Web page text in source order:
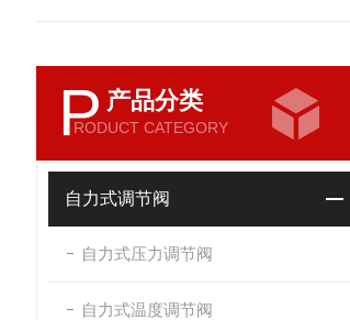
P 产品分类
RODUCT CATEGORY
自力式调节阀
自力式压力调节阀
自力式温度调节阀